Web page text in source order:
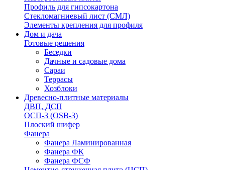
Профиль для гипсокартона
Стекломагниевый лист (СМЛ)
Элементы крепления для профиля
Дом и дача
Готовые решения
Беседки
Дачные и садовые дома
Сараи
Террасы
Хозблоки
Древесно-плитные материалы
ДВП, ДСП
ОСП-3 (OSB-3)
Плоский шифер
Фанера
Фанера Ламинированная
Фанера ФК
Фанера ФСФ